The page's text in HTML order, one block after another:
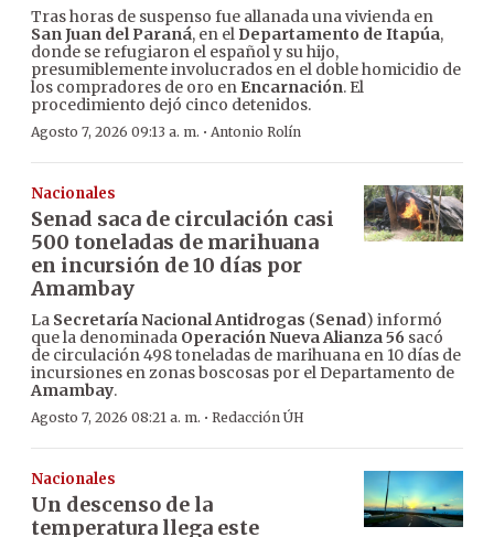
Tras horas de suspenso fue allanada una vivienda en
San Juan del Paraná, en el Departamento de Itapúa,
donde se refugiaron el español y su hijo,
presumiblemente involucrados en el doble homicidio de
los compradores de oro en Encarnación. El
procedimiento dejó cinco detenidos.
Agosto 7, 2026 09:13 a. m. · Antonio Rolín
Nacionales
Senad saca de circulación casi
500 toneladas de marihuana
en incursión de 10 días por
Amambay
La Secretaría Nacional Antidrogas (Senad) informó
que la denominada Operación Nueva Alianza 56 sacó
de circulación 498 toneladas de marihuana en 10 días de
incursiones en zonas boscosas por el Departamento de
Amambay.
Agosto 7, 2026 08:21 a. m. · Redacción ÚH
Nacionales
Un descenso de la
temperatura llega este